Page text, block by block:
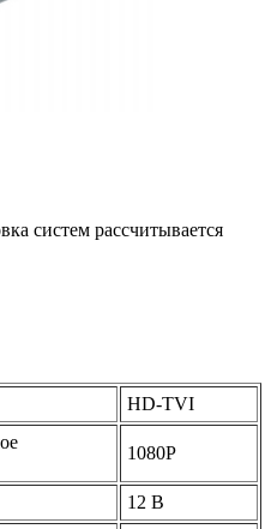
систем рассчитывается
HD-TVI
1080P
12 В